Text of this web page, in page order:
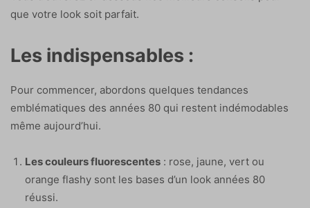
que votre look soit parfait.
Les indispensables :
Pour commencer, abordons quelques tendances
emblématiques des années 80 qui restent indémodables
même aujourd’hui.
Les couleurs fluorescentes : rose, jaune, vert ou
orange flashy sont les bases d’un look années 80
réussi.